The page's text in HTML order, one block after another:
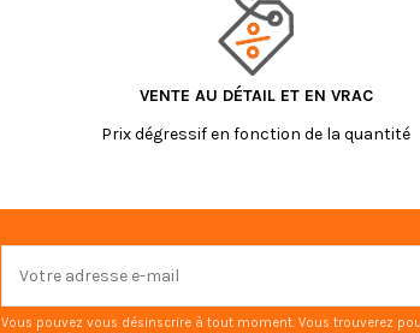
VENTE AU DÉTAIL ET EN VRAC
Prix dégressif en fonction de la quantité
Vous pouvez vous désinscrire à tout moment. Vous trouverez